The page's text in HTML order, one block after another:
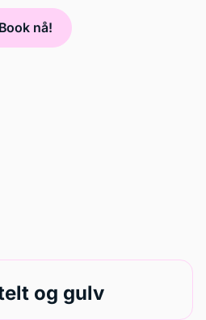
Book nå!
og gulv